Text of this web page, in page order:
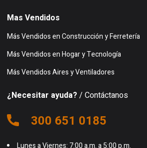
Mas Vendidos
Más Vendidos en Construcción y Ferretería
Más Vendidos en Hogar y Tecnología
Más Vendidos Aires y Ventiladores
¿Necesitar ayuda? / Contáctanos
300 651 0185
Lunes a Viernes: 7:00 a.m. a 5:00 p.m.